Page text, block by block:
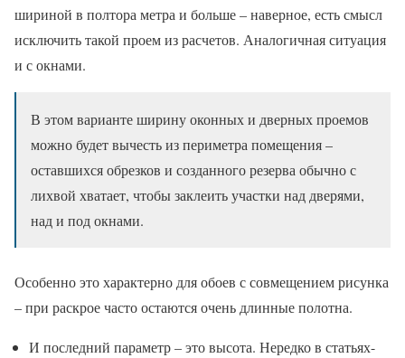
шириной в полтора метра и больше – наверное, есть смысл
исключить такой проем из расчетов. Аналогичная ситуация
и с окнами.
В этом варианте ширину оконных и дверных проемов
можно будет вычесть из периметра помещения –
оставшихся обрезков и созданного резерва обычно с
лихвой хватает, чтобы заклеить участки над дверями,
над и под окнами.
Особенно это характерно для обоев с совмещением рисунка
– при раскрое часто остаются очень длинные полотна.
И последний параметр – это высота. Нередко в статьях-